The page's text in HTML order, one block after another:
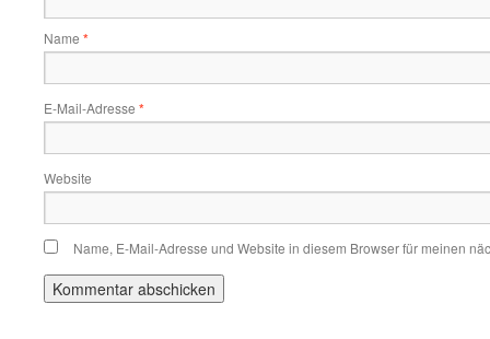
Name *
E-Mail-Adresse *
Website
Name, E-Mail-Adresse und Website in diesem Browser für meinen